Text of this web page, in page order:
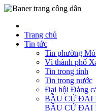
Trang chủ
Tin tức
Tin phường
Vì thành phố
Tin trong tỉnh
Tin trong nước
Đại hội Đảng
BẦU CỬ ĐẠI
BẦU CỬ ĐẠI